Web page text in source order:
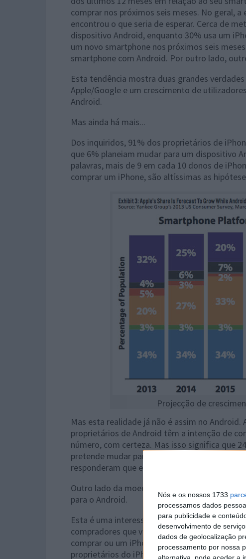
Nós e os nossos 1733
processamos dados
para publicidade e
desenvolvimento de
dados de geolocalização
processamento por nossa
comprar nos próximos seis meses. No geral,
encontrou o que seria de esperar. Cerca de
dispositivo Android, enquanto 30% usa um
um novo smartphone nos próximos seis
smartphone com Android. Por outro lado,
Esta tendência mostra duas grandes
Apple/Google e um crescimento de
Android.
Mas ainda há mais...
Dos inquiridos, 91% dos proprietários de
que 6% planeiam mudar para um dispositivo
palavras, mais de 9 em cada 10 donos de
comprar um iPhone, são altíssimas as
Projecção de
Mas esta realidade já não é assim no
proprietários de Android têm a intenção de
número, com certeza. Mas isso significa que
pretende mudar para outra plataforma.
responderam que estão a pensar mudar?
Outro lado da moeda: apenas 6% dos
para o Android.
Esta é uma interessante e significativa
compradores que vão ter pela primeira vez
comprar ou um iPhone ou um smartphone
proprietários do iPhone irá superar os de